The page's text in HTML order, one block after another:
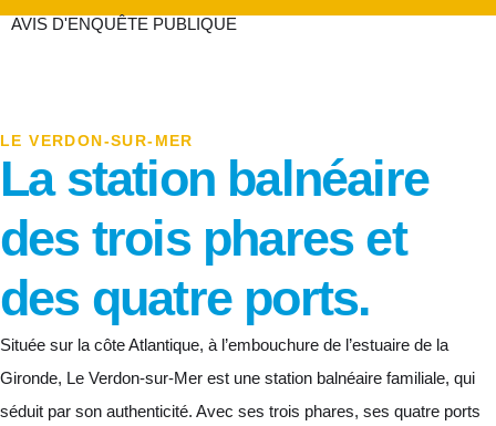
AVIS D'ENQUÊTE PUBLIQUE
LE VERDON-SUR-MER
La station balnéaire
des trois phares et
des quatre ports.
Située sur la côte Atlantique, à l’embouchure de l’estuaire de la
Gironde, Le Verdon-sur-Mer est une station balnéaire familiale, qui
séduit par son authenticité. Avec ses trois phares, ses quatre ports